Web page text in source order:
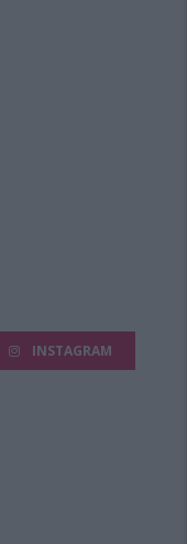
INSTAGRAM